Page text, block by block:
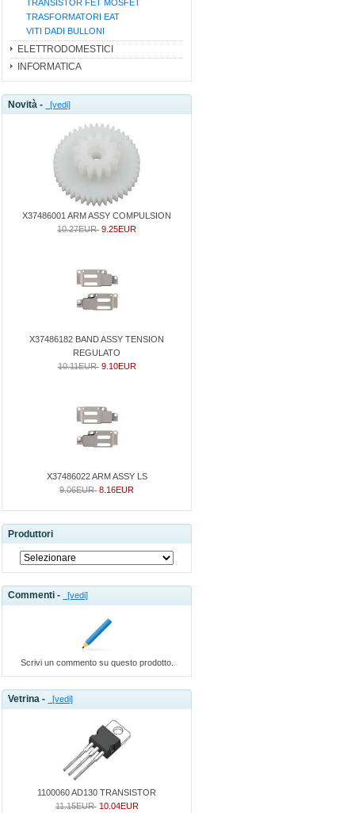
TRANSISTOR FET MOSFET
TRASFORMATORI EAT
VITI DADI BULLONI
ELETTRODOMESTICI
INFORMATICA
Novità - [vedi]
X37486001 ARM ASSY COMPULSION
10.27EUR 9.25EUR
X37486182 BAND ASSY TENSION
REGULATO
10.11EUR 9.10EUR
X37486022 ARM ASSY LS
9.06EUR 8.16EUR
Produttori
Commenti - [vedi]
Scrivi un commento su questo prodotto.
Vetrina - [vedi]
1100060 AD130 TRANSISTOR
11.15EUR 10.04EUR